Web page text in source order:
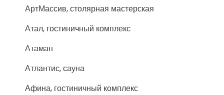
АртМассив, столярная мастерская
Атал, гостиничный комплекс
Атаман
Атлантис, сауна
Афина, гостиничный комплекс